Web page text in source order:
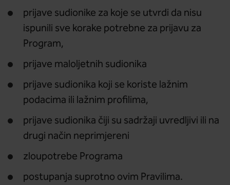
prijave sudionike za koje se utvrdi da nisu
ispunili sve korake potrebne za prijavu za
Program,
prijave maloljetnih sudionika
prijave sudionika koji se koriste lažnim
podacima ili lažnim profilima,
prijave sudionika čiji su sadržaji uvredljivi ili na
drugi način neprimjereni
zloupotrebe Programa
postupanja suprotno ovim Pravilima.